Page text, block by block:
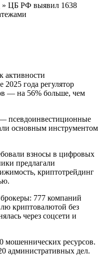
» ЦБ РФ выявил 1638
активности
года регулятор
— на 56% больше, чем
псевдоинвестиционные
основным инструментом
взносы в цифровых
предлагали
криптотрейдинг
777 компаний
криптовалютой без
через соцсети и
мошеннических ресурсов.
административных дел.